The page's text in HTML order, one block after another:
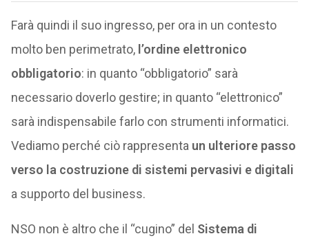
Farà quindi il suo ingresso, per ora in un contesto
molto ben perimetrato, l’ordine elettronico
obbligatorio: in quanto “obbligatorio” sarà
necessario doverlo gestire; in quanto “elettronico”
sarà indispensabile farlo con strumenti informatici.
Vediamo perché ciò rappresenta un ulteriore passo
verso la costruzione di sistemi pervasivi e digitali
a supporto del business.
NSO non è altro che il “cugino” del Sistema di